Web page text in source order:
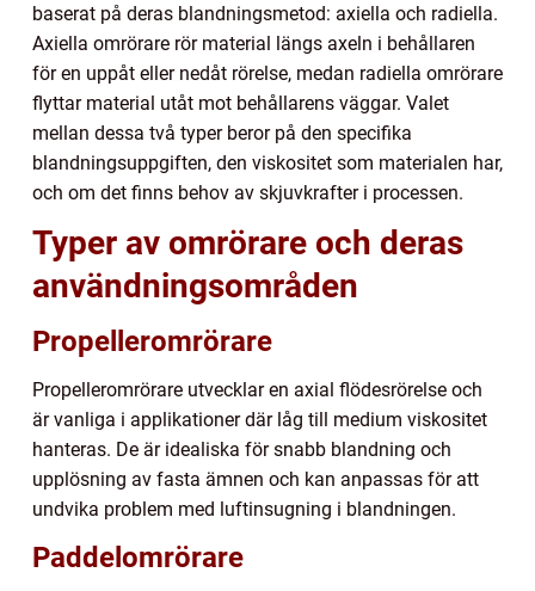
baserat på deras blandningsmetod: axiella och radiella.
Axiella omrörare rör material längs axeln i behållaren
för en uppåt eller nedåt rörelse, medan radiella omrörare
flyttar material utåt mot behållarens väggar. Valet
mellan dessa två typer beror på den specifika
blandningsuppgiften, den viskositet som materialen har,
och om det finns behov av skjuvkrafter i processen.
Typer av omrörare och deras
användningsområden
Propelleromrörare
Propelleromrörare utvecklar en axial flödesrörelse och
är vanliga i applikationer där låg till medium viskositet
hanteras. De är idealiska för snabb blandning och
upplösning av fasta ämnen och kan anpassas för att
undvika problem med luftinsugning i blandningen.
Paddelomrörare